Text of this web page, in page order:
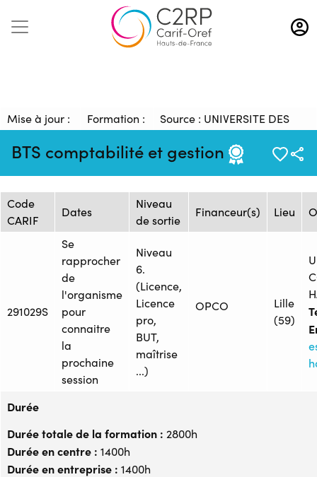
Aller
au
contenu
BTS comptabilité et gestion
Mise à jour :
21/01/2025
Formation :
2492584F
Source : UNIVERSITE DES
COMPETENCES HABITAT
Session de formation
Code
CARIF
Dates
Niveau
de sortie
Financeur(s) Lieu
291029S
Se
rapprocher
de
l'organisme
pour
connaitre
la
prochaine
session
Niveau
6.
(Licence,
Licence
pro,
BUT,
maîtrise
...)
OPCO
Lille
(59)
Durée
Durée totale de la formation : 2800h
Durée en centre : 1400h
Durée en entreprise : 1400h